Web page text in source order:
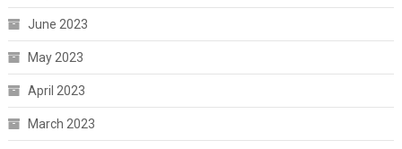
June 2023
May 2023
April 2023
March 2023